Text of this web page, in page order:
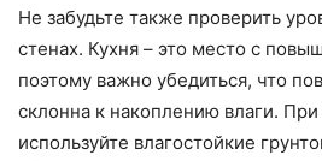
Не забудьте также проверить
стенах. Кухня – это место с
поэтому важно убедиться, что
склонна к накоплению влаги.
используйте влагостойкие